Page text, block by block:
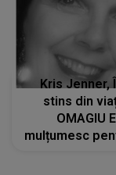
Kris Jenner,
stins din
OMAGIU
mulțumesc